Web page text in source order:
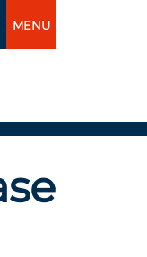
MENU